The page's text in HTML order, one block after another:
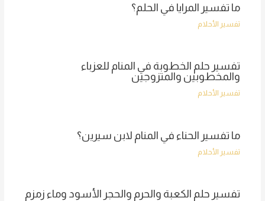
ما تفسير المرايا في الحلم؟
تفسير الأحلام
تفسير حلم الخطوبة في المنام للعزباء
والمخطوبين والمتزوجين
تفسير الأحلام
ما تفسير الحناء في المنام لابن سيرين؟
تفسير الأحلام
تفسير حلم الكعبة والحرم والحجر الأسود وماء زمزم